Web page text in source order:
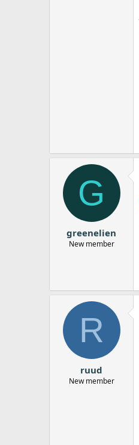
G
greenelien
New member
R
ruud
New member